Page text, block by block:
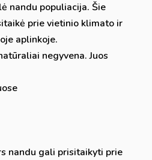
nandu populiacija. Šie
prie vietinio klimato ir
aplinkoje.
negyvena. Juos
nandu gali prisitaikyti prie